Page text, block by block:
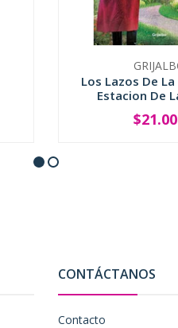
Los Lazos De
Estacion De
+
CONTÁCTANOS
Contacto